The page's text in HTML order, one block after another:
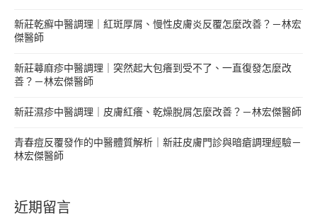
新莊乾癬中醫調理｜紅斑厚屑、慢性皮膚炎反覆怎麼改善？－林宏
傑醫師
新莊蕁麻疹中醫調理｜突然起大包癢到受不了、一直復發怎麼改
善？－林宏傑醫師
新莊濕疹中醫調理｜皮膚紅癢、乾燥脫屑怎麼改善？－林宏傑醫師
青春痘反覆發作的中醫體質解析｜新莊皮膚門診與暗瘡調理經驗－
林宏傑醫師
近期留言